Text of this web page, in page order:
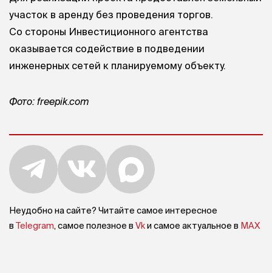
участок в аренду без проведения торгов.
Со стороны Инвестиционного агентства
оказывается содействие в подведении
инженерных сетей к планируемому объекту.
Фото: freepik.com
Неудобно на сайте? Читайте самое интересное
в Telegram, самое полезное в Vkи самое актуальное в MAX